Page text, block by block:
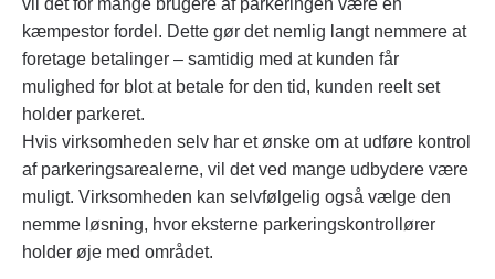
kæmpestor fordel. Dette gør det nemlig langt nemmere at
foretage betalinger – samtidig med at kunden får
mulighed for blot at betale for den tid, kunden reelt set
holder parkeret.
Hvis virksomheden selv har et ønske om at udføre kontrol
af parkeringsarealerne, vil det ved mange udbydere være
muligt. Virksomheden kan selvfølgelig også vælge den
nemme løsning, hvor eksterne parkeringskontrollører
holder øje med området.